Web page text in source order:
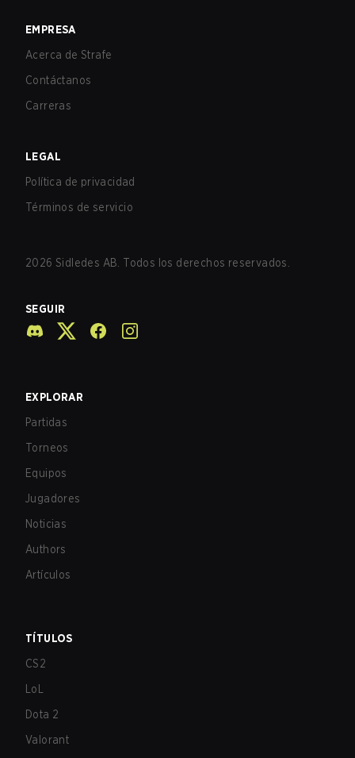
EMPRESA
Acerca de Strafe
Contáctanos
Carreras
LEGAL
Política de privacidad
Términos de servicio
2026 Sidledes AB. Todos los derechos reservados.
SEGUIR
EXPLORAR
Partidas
Torneos
Equipos
Jugadores
Noticias
Authors
Artículos
TÍTULOS
CS2
LoL
Dota 2
Valorant